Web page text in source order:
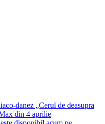
danez „Cerul de deasupra
din 4 aprilie